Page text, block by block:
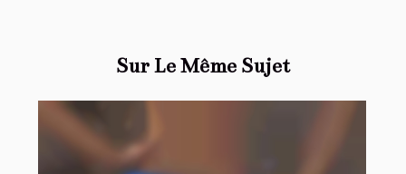
Sur Le Même Sujet